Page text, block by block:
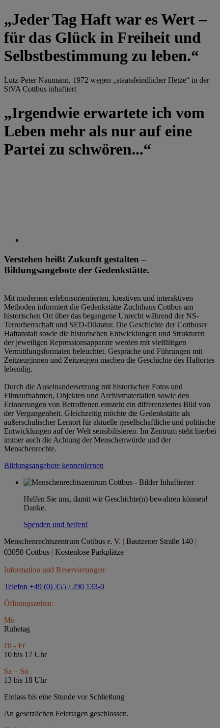
„Jeder Tag Haft war es Wert –
für das Glück in Freiheit und
Selbstbestimmung zu leben.“
Lutz-Peter Naumann, 1972 wegen „staatsfeindlicher Hetze“ in der
StVA Cottbus inhaftiert
„Irgendwie erwartete ich vom
Leben mehr als nur auf eine
Partei zu schwören...“
Verstehen heißt Zukunft gestalten –
Bildungsangebote der Gedenkstätte.
Mit modernen erlebnisorientierten, kreativen und interaktiven
Methoden informiert die Gedenkstätte Zuchthaus Cottbus am
historischen Ort über das begangene Unrecht während der NS-
Terrorherrschaft und SED-Diktatur. Die Geschichte der Cottbuser
Haftanstalt sowie die historischen Entwicklungen und Strukturen
der jeweiligen Repressionsapparate werden mit vielfältigen
Vermittlungsformaten beleuchtet. Gespräche und Führungen mit
Zeitzeuginnen und Zeitzeugen machen die Geschichte des Haftortes
lebendig.
Durch die Auseinandersetzung mit historischen Fotos und
Filmaufnahmen, Objekten und Archivmaterialien sowie den
Erinnerungen von Betroffenen entsteht ein differenziertes Bild von
der Vergangenheit. Gleichzeitig möchte die Gedenkstätte als
außerschulischer Lernort für aktuelle gesellschaftliche und politische
Entwicklungen auf der Welt sensibilisieren. Im Zentrum steht hierbei
immer auch die Achtung der Menschenwürde und der
Menschenrechte.
Bildungsangebote kennenlernen
Helfen Sie uns, damit wir Geschichte(n) bewahren können!
Danke.
Spenden und helfen!
Menschenrechtszentrum Cottbus e. V. | Bautzener Straße 140 |
03050 Cottbus | Kostenlose Parkplätze
Information und Reservierungen:
Telefon +49 (0) 355 / 290 133-0
Öffnungszeiten:
Mo
Ruhetag
Di - Fr
10 bis 17 Uhr
Sa + So
13 bis 18 Uhr
Einlass bis eine Stunde vor Schließung
An gesetzlichen Feiertagen geschlossen.